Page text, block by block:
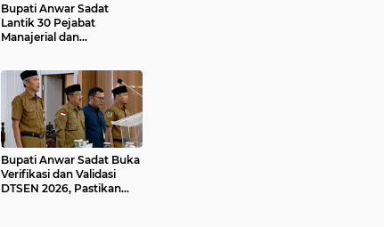
Bupati Anwar Sadat
Lantik 30 Pejabat
Manajerial dan
Tanjab Barat
Bupati Anwar Sadat Buka
Verifikasi dan Validasi
DTSEN 2026, Pastikan